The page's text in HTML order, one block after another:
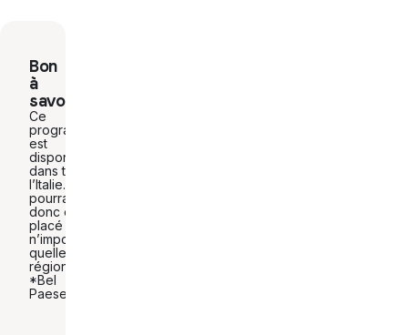
Bon
à
savoir
Ce
programme
est
disponible
dans toute
l’Italie. Tu
pourras
donc être
placé dans
n’importe
quelle
région du
*Bel
Paese*.